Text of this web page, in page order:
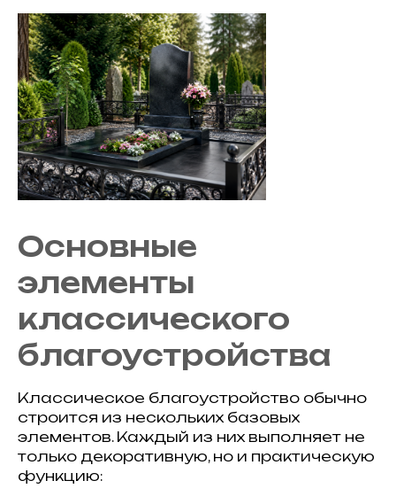
Основные
элементы
классического
благоустройства
Классическое благоустройство обычно
строится из нескольких базовых
элементов. Каждый из них выполняет не
только декоративную, но и практическую
функцию: